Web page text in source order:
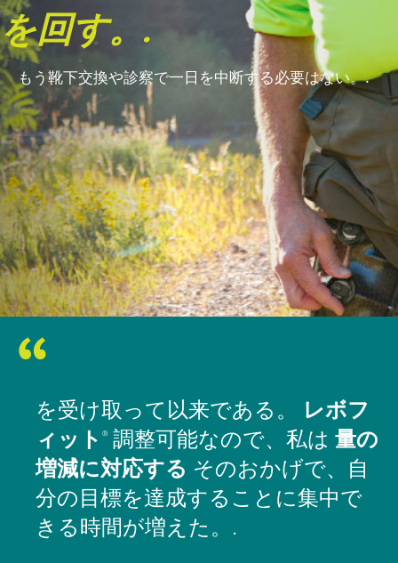
を回す。.
もう靴下交換や診察で一日を中断する必要はない。.
を受け取って以来である。 レボフ
ィット ®調整可能なので、私は 量の
増減に対応する そのおかげで、自
分の目標を達成することに集中で
きる時間が増えた。.